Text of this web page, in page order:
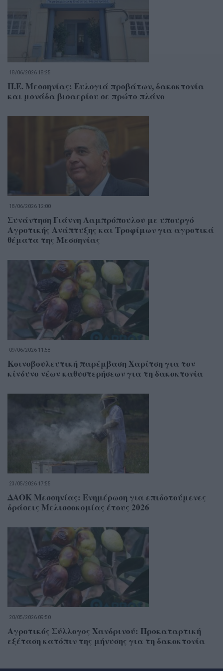
18/06/2026 18:25
Π.Ε. Μεσσηνίας: Ευλογιά προβάτων, δακοκτονία
και μονάδα βιοαερίου σε πρώτο πλάνο
18/06/2026 12:00
Συνάντηση Γιάννη Λαμπρόπουλου με υπουργό
Αγροτικής Ανάπτυξης και Τροφίμων για αγροτικά
θέματα της Μεσσηνίας
09/06/2026 11:58
Κοινοβουλευτική παρέμβαση Χαρίτση για τον
κίνδυνο νέων καθυστερήσεων για τη δακοκτονία
23/05/2026 17:55
ΔΑΟΚ Μεσσηνίας: Ενημέρωση για επιδοτούμενες
δράσεις Μελισσοκομίας έτους 2026
20/05/2026 09:50
Αγροτικός Σύλλογος Χανδρινού: Προκαταρτική
εξέταση κατόπιν της μήνυσης για τη δακοκτονία